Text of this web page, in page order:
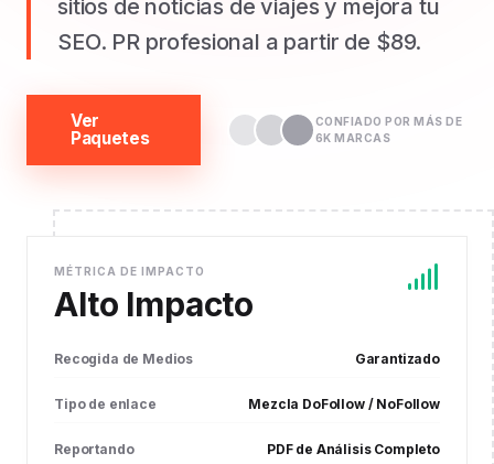
sitios de noticias de viajes y mejora tu
SEO. PR profesional a partir de $89.
Ver
Paquetes
CONFIADO POR MÁS DE
6K MARCAS
MÉTRICA DE IMPACTO
Alto Impacto
Recogida de Medios Garantizado
Tipo de enlace Mezcla DoFollow / NoFollow
Reportando PDF de Análisis Completo